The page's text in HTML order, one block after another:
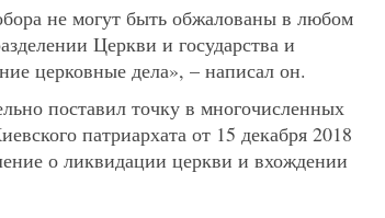
не могут быть обжалованы в любом
Церкви и государства и
церковные дела», – написал он.
поставил точку в многочисленных
патриархата от 15 декабря 2018
о ликвидации церкви и вхождении